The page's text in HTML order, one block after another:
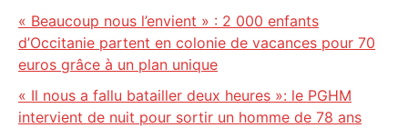
« Beaucoup nous l’envient » : 2 000 enfants
d’Occitanie partent en colonie de vacances pour 70
euros grâce à un plan unique
« Il nous a fallu batailler deux heures »: le PGHM
intervient de nuit pour sortir un homme de 78 ans